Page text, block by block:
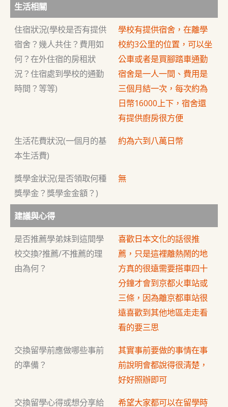
生活相關
住宿狀況(學校是否有提供
宿舍？幾人共住？費用如
何？在外住宿的房租狀
況？住宿處到學校的通勤
時間？等等)
學校有提供宿舍，在離學
校約3公里的位置，可以坐
公車或者是買腳踏車通勤
宿舍是一人一間、費用是
三個月結一次，每次約為
日幣16000上下，宿舍還
有提供廚房很方便
生活花費狀況(一個月的基
本生活費)
約為六到八萬日幣
獎學金狀況(是否領取何種
獎學金？獎學金金額？)
無
建議與心得
是否推薦學弟妹到這間學
校交換?推薦/不推薦的理
由為何？
喜歡日本文化的話很推
薦，只是這裡離熱鬧的地
方真的很遠需要搭車四十
分鐘才會到京都火車站或
三條，因為離京都車站很
遠喜歡到其他地區走走看
看的要三思
交換留學前應做哪些事前
的準備？
其實事前要做的事情在事
前說明會都說得很清楚，
好好照辦即可
交換留學心得或想分享給
希望大家都可以在留學時